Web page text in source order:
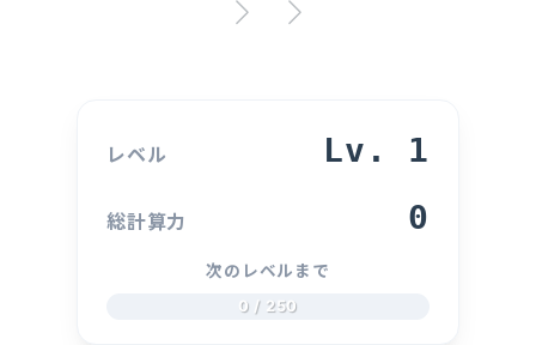
レベル Lv. 1
総計算力 0
次のレベルまで
0 / 250